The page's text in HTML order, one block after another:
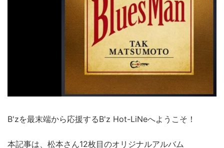
B'zを最末端から応援するB'z Hot-LiNeへようこそ！
本記事は、松本さん12枚目のオリジナルアルバム